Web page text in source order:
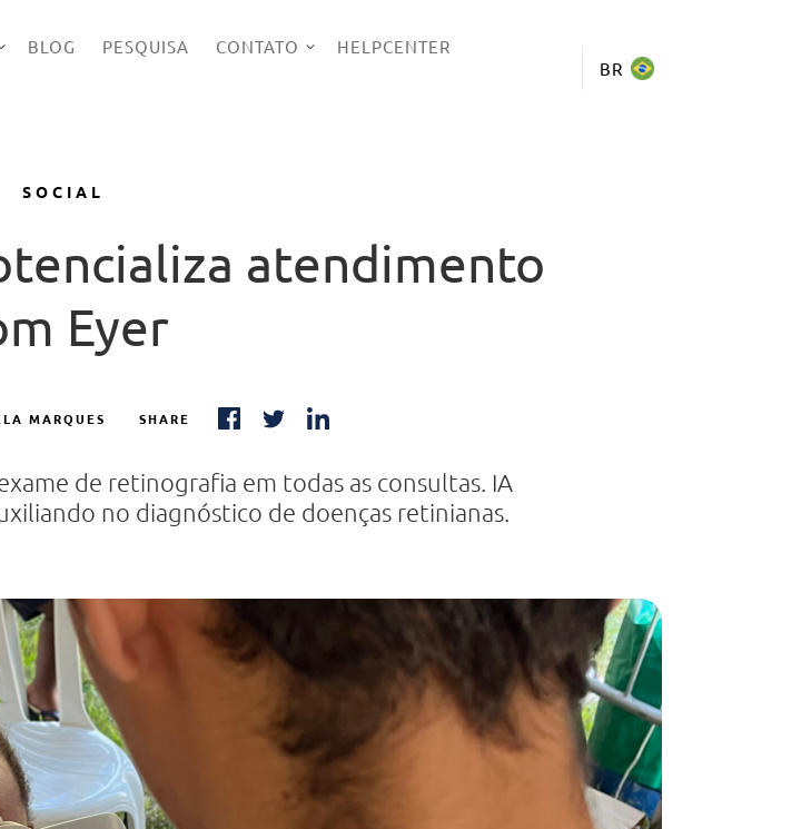
BLOG PESQUISA CONTATO HELPCENTER
BR
SOCIAL
atendimento
Eyer
MARQUES SHARE
de retinografia em todas as consultas. IA
no diagnóstico de doenças retinianas.